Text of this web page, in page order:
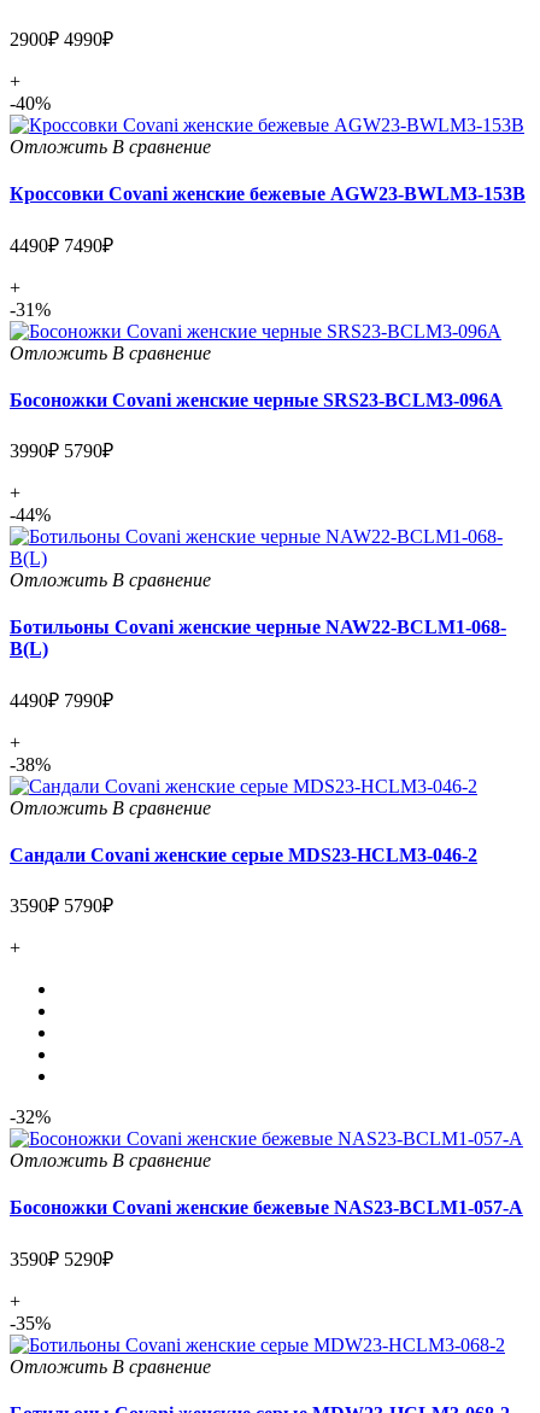
2900₽ 4990₽
+
-40%
Отложить В сравнение
Кроссовки Covani женские бежевые AGW23-BWLM3-153B
4490₽ 7490₽
+
-31%
Отложить В сравнение
Босоножки Covani женские черные SRS23-BCLM3-096A
3990₽ 5790₽
+
-44%
Отложить В сравнение
Ботильоны Covani женские черные NAW22-BCLM1-068-
B(L)
4490₽ 7990₽
+
-38%
Отложить В сравнение
Сандали Covani женские серые MDS23-HCLM3-046-2
3590₽ 5790₽
+
-32%
Отложить В сравнение
Босоножки Covani женские бежевые NAS23-BCLM1-057-A
3590₽ 5290₽
+
-35%
Отложить В сравнение